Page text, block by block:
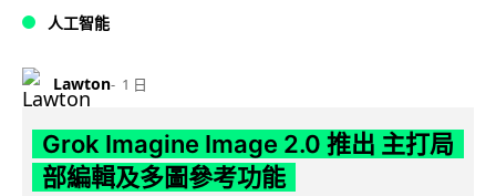
人工智能
Lawton 1 日
Grok Imagine Image 2.0 推出 主打局
部編輯及多圖參考功能